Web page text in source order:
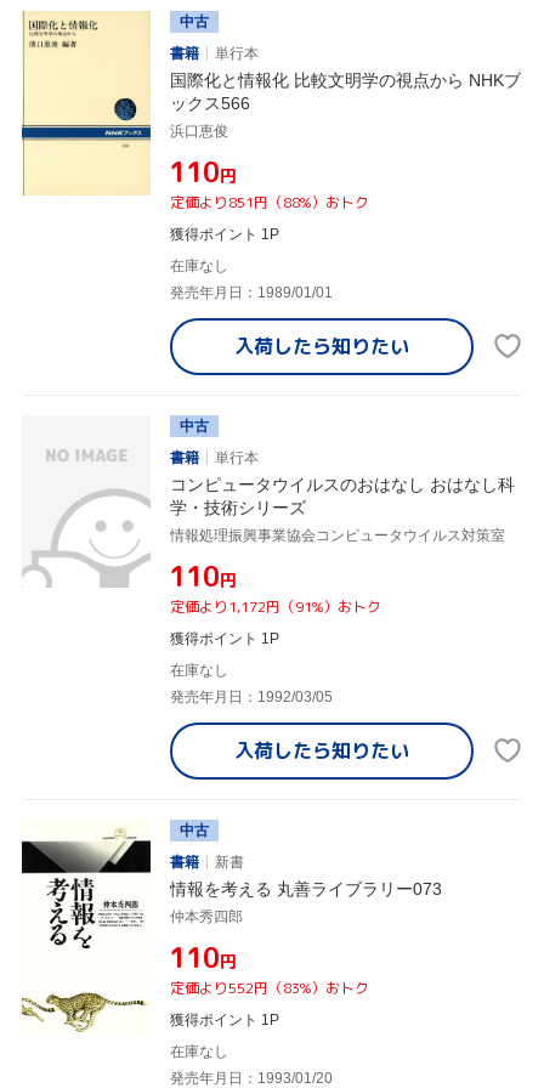
中古
書籍
単行本
国際化と情報化 比較文明学の視点から NHKブ
ックス566
浜口恵俊
¥110円
定価より851円（88%）おトク
獲得ポイント 1P
在庫なし
発売年月日：1989/01/01
入荷したら知りたい
中古
書籍
単行本
コンピュータウイルスのおはなし おはなし科
学・技術シリーズ
情報処理振興事業協会コンピュータウイルス対策室
¥110円
定価より1,172円（91%）おトク
獲得ポイント 1P
在庫なし
発売年月日：1992/03/05
入荷したら知りたい
中古
書籍
新書
情報を考える 丸善ライブラリー073
仲本秀四郎
¥110円
定価より552円（83%）おトク
獲得ポイント 1P
在庫なし
発売年月日：1993/01/20